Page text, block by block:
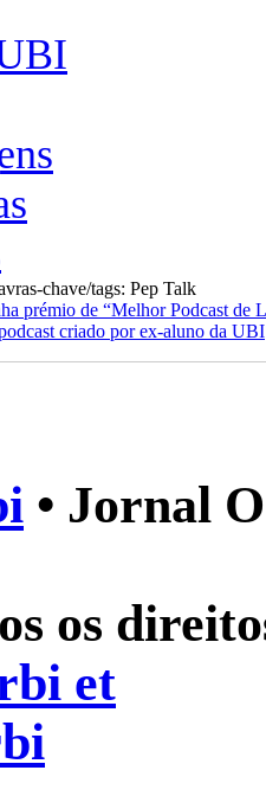
chave/tags: Pep Talk
prémio de “Melhor Podcast de
criado por ex-aluno da UBI
• Jornal
os